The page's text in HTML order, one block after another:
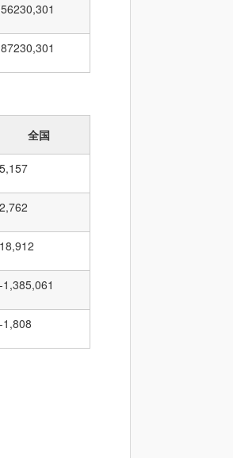
230,301
230,301
全国
5,157
2,762
18,912
-1,385,061
-1,808